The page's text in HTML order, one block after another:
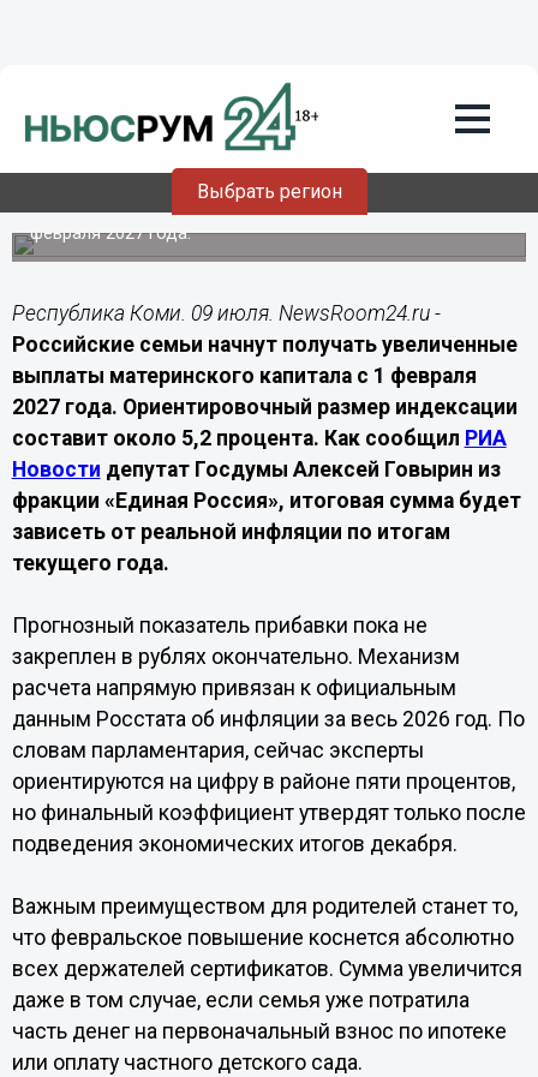
Выбрать регион
Жителям Коми рассказали, когда в
России проиндексируют материнский
капитал
Материнский капитал в России вырастет на 5,2% с
февраля 2027 года.
Республика Коми. 09 июля. NewsRoom24.ru -
Российские семьи начнут получать увеличенные
выплаты материнского капитала с 1 февраля
2027 года. Ориентировочный размер индексации
составит около 5,2 процента. Как сообщил РИА
Новости депутат Госдумы Алексей Говырин из
фракции «Единая Россия», итоговая сумма будет
зависеть от реальной инфляции по итогам
текущего года.
Прогнозный показатель прибавки пока не
закреплен в рублях окончательно. Механизм
расчета напрямую привязан к официальным
данным Росстата об инфляции за весь 2026 год. По
словам парламентария, сейчас эксперты
ориентируются на цифру в районе пяти процентов,
но финальный коэффициент утвердят только после
подведения экономических итогов декабря.
Важным преимуществом для родителей станет то,
что февральское повышение коснется абсолютно
всех держателей сертификатов. Сумма увеличится
даже в том случае, если семья уже потратила
часть денег на первоначальный взнос по ипотеке
или оплату частного детского сада.